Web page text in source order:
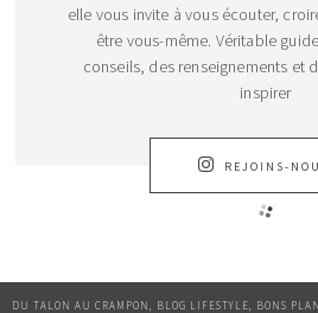
elle vous invite à vous écouter,
être vous-même. Véritable
conseils, des renseignements et
inspirer
REJOINS-
DU TALON AU CRAMPON, BLOG LIFESTYLE, BONS